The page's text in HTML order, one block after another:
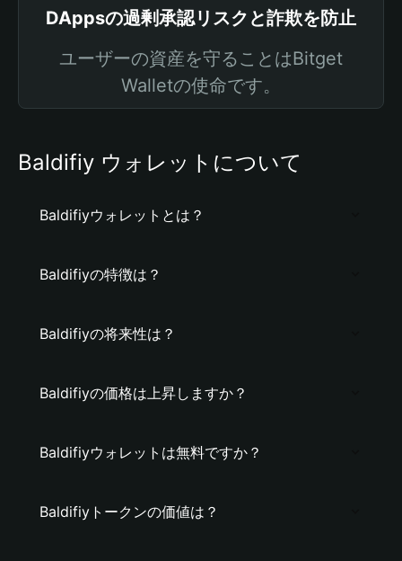
DAppsの過剰承認リスクと詐欺を防止
ユーザーの資産を守ることはBitget
Walletの使命です。
Baldifiy ウォレットについて
Baldifiyウォレットとは？
Baldifiyの特徴は？
Baldifiyの将来性は？
Baldifiyの価格は上昇しますか？
Baldifiyウォレットは無料ですか？
Baldifiyトークンの価値は？